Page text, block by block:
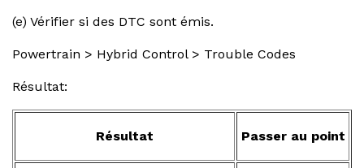
(e) Vérifier si des DTC sont émis.
Powertrain > Hybrid Control > Trouble Codes
Résultat:
Résultat Passer au point